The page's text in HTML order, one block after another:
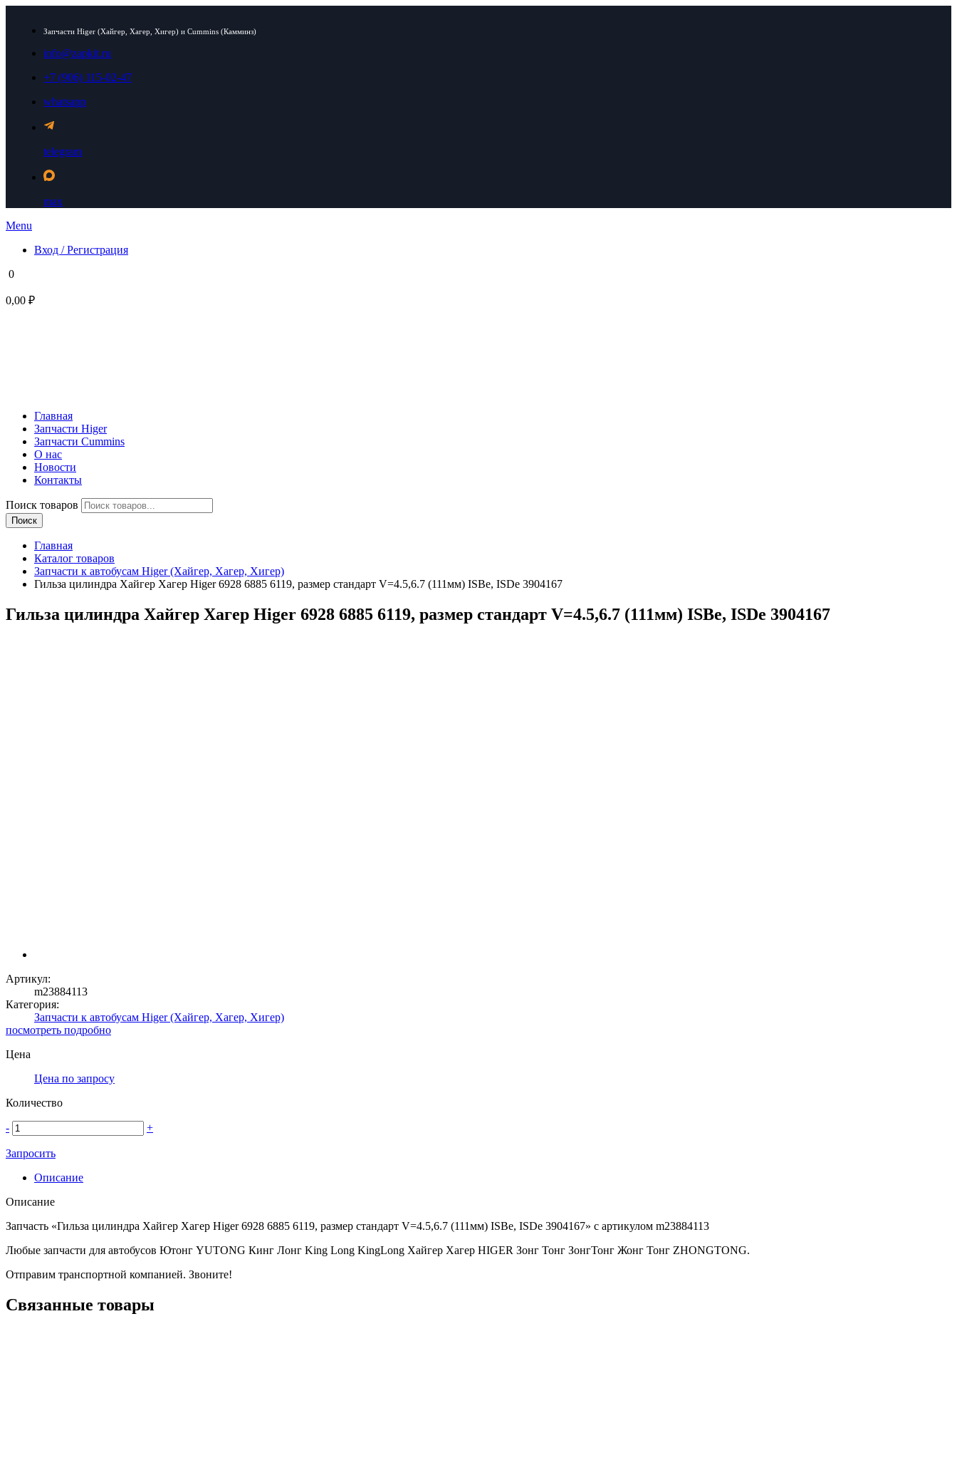
Запчасти Higer (Хайгер, Хагер, Хигер) и Cummins (Камминз)
info@zapkit.ru
+7 (906) 115-02-47
whatsapp
telegram
max
Menu
Вход / Регистрация
0
0,00 ₽
Главная
Запчасти Higer
Запчасти Cummins
О нас
Новости
Контакты
Поиск товаров
Поиск
Главная
Каталог товаров
Запчасти к автобусам Higer (Хайгер, Хагер, Хигер)
Гильза цилиндра Хайгер Хагер Higer 6928 6885 6119, размер стандарт V=4.5,6.7 (111мм) ISBe, ISDe 3904167
Гильза цилиндра Хайгер Хагер Higer 6928 6885 6119, размер стандарт V=4.5,6.7 (111мм) ISBe, ISDe 3904167
Артикул:
m23884113
Категория:
Запчасти к автобусам Higer (Хайгер, Хагер, Хигер)
посмотреть подробно
Цена
Цена по запросу
Количество
- +
Запросить
Описание
Описание
Запчасть «Гильза цилиндра Хайгер Хагер Higer 6928 6885 6119, размер стандарт V=4.5,6.7 (111мм) ISBe, ISDe 3904167» с артикулом m23884113
Любые запчасти для автобусов Ютонг YUTONG Кинг Лонг King Long KingLong Хайгер Хагер HIGER Зонг Тонг ЗонгТонг Жонг Тонг ZHONGTONG.
Отправим транспортной компанией. Звоните!
Связанные товары